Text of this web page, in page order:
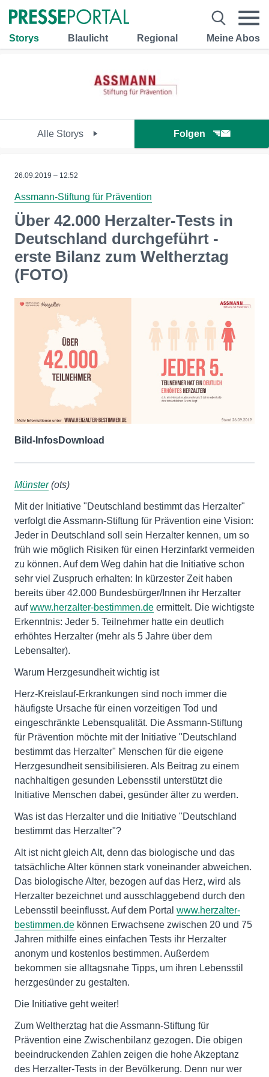
Storys Blaulicht Regional Meine Abos
Alle Storys Folgen
26.09.2019 – 12:52
Assmann-Stiftung für Prävention
Über 42.000 Herzalter-Tests in
Deutschland durchgeführt -
erste Bilanz zum Weltherztag
(FOTO)
Bild-InfosDownload
Münster(ots)
Mit der Initiative "Deutschland bestimmt das Herzalter"
verfolgt die Assmann-Stiftung für Prävention eine Vision:
Jeder in Deutschland soll sein Herzalter kennen, um so
früh wie möglich Risiken für einen Herzinfarkt vermeiden
zu können. Auf dem Weg dahin hat die Initiative schon
sehr viel Zuspruch erhalten: In kürzester Zeit haben
bereits über 42.000 Bundesbürger/Innen ihr Herzalter
aufwww.herzalter-bestimmen.de ermittelt. Die wichtigste
Erkenntnis: Jeder 5. Teilnehmer hatte ein deutlich
erhöhtes Herzalter (mehr als 5 Jahre über dem
Lebensalter).
Warum Herzgesundheit wichtig ist
Herz-Kreislauf-Erkrankungen sind noch immer die
häufigste Ursache für einen vorzeitigen Tod und
eingeschränkte Lebensqualität. Die Assmann-Stiftung
für Prävention möchte mit der Initiative "Deutschland
bestimmt das Herzalter" Menschen für die eigene
Herzgesundheit sensibilisieren. Als Beitrag zu einem
nachhaltigen gesunden Lebensstil unterstützt die
Initiative Menschen dabei, gesünder älter zu werden.
Was ist das Herzalter und die Initiative "Deutschland
bestimmt das Herzalter"?
Alt ist nicht gleich Alt, denn das biologische und das
tatsächliche Alter können stark voneinander abweichen.
Das biologische Alter, bezogen auf das Herz, wird als
Herzalter bezeichnet und ausschlaggebend durch den
Lebensstil beeinflusst. Auf dem Portal www.herzalter-
bestimmen.de können Erwachsene zwischen 20 und 75
Jahren mithilfe eines einfachen Tests ihr Herzalter
anonym und kostenlos bestimmen. Außerdem
bekommen sie alltagsnahe Tipps, um ihren Lebensstil
herzgesünder zu gestalten.
Die Initiative geht weiter!
Zum Weltherztag hat die Assmann-Stiftung für
Prävention eine Zwischenbilanz gezogen. Die obigen
beeindruckenden Zahlen zeigen die hohe Akzeptanz
des Herzalter-Tests in der Bevölkerung. Denn nur wer